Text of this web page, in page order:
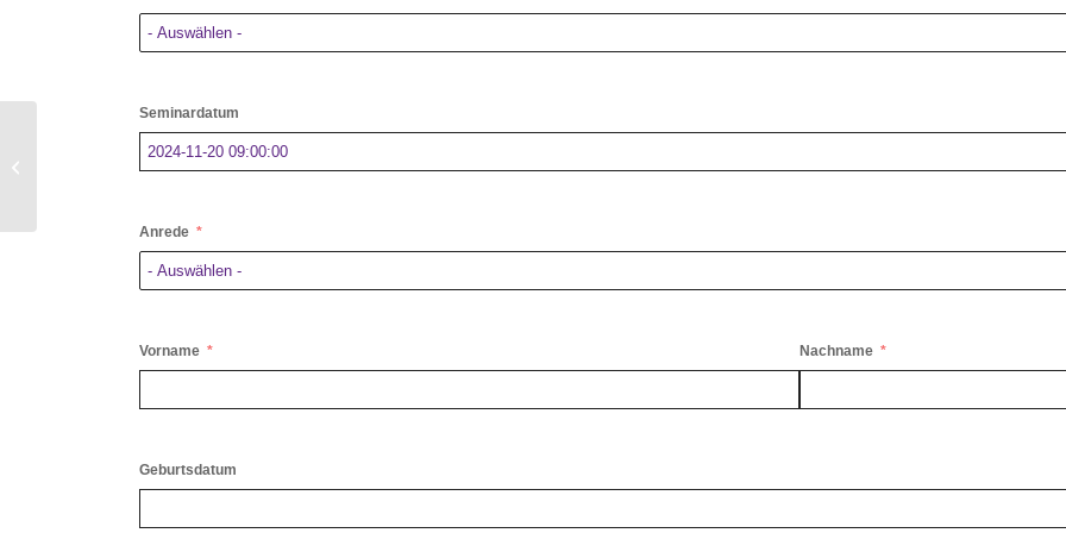
Seminardatum
Anrede
Vorname Nachname
Geburtsdatum
Präsenz – Fortbildung für